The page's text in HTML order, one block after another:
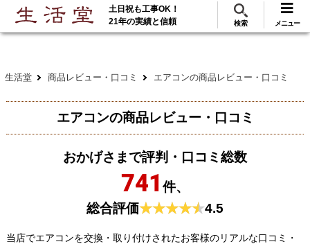
ご利用 288万･工事実績117万件! 無料見積
土日祝も工事OK！
21年の実績と信頼
検索 メニュー
生活堂 商品レビュー・口コミ エアコンの商品レビュー・口コミ
エアコンの商品レビュー・口コミ
おかげさまで評判・口コミ総数
741 件、
総合評価
4.5
当店でエアコンを交換・取り付けされたお客様のリアルな口コミ・